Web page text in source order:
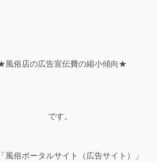
告宣伝費の縮小傾向★
。
風俗ポータルサイト（広告サイト）」